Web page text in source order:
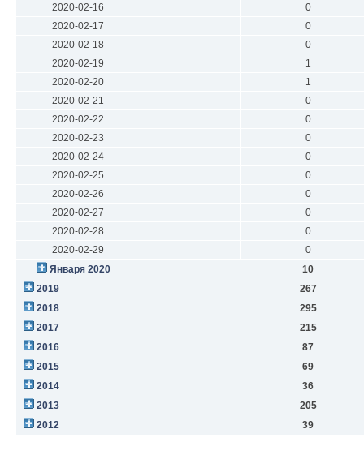
2020-02-16
0
2020-02-17
0
2020-02-18
0
2020-02-19
1
2020-02-20
1
2020-02-21
0
2020-02-22
0
2020-02-23
0
2020-02-24
0
2020-02-25
0
2020-02-26
0
2020-02-27
0
2020-02-28
0
2020-02-29
0
Января 2020
10
2019
267
2018
295
2017
215
2016
87
2015
69
2014
36
2013
205
2012
39